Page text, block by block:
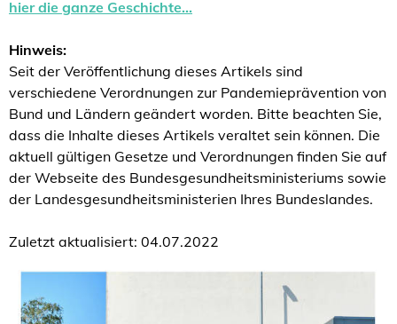
hier die ganze Geschichte…
Hinweis:
Seit der Veröffentlichung dieses Artikels sind
verschiedene Verordnungen zur Pandemieprävention von
Bund und Ländern geändert worden. Bitte beachten Sie,
dass die Inhalte dieses Artikels veraltet sein können. Die
aktuell gültigen Gesetze und Verordnungen finden Sie auf
der Webseite des Bundesgesundheitsministeriums sowie
der Landesgesundheitsministerien Ihres Bundeslandes.
Zuletzt aktualisiert: 04.07.2022